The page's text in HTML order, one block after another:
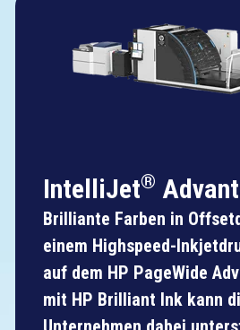
IntelliJet®
Brilliante Farben in
einem Highspeed-
auf dem HP PageWide
mit HP Brilliant Ink kann